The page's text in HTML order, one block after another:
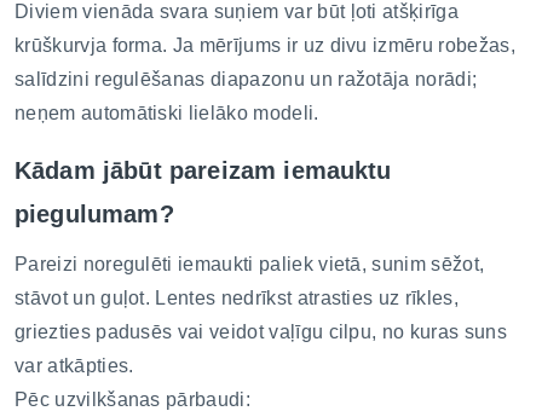
Diviem vienāda svara suņiem var būt ļoti atšķirīga
krūškurvja forma. Ja mērījums ir uz divu izmēru robežas,
salīdzini regulēšanas diapazonu un ražotāja norādi;
neņem automātiski lielāko modeli.
Kādam jābūt pareizam iemauktu
piegulumam?
Pareizi noregulēti iemaukti paliek vietā, sunim sēžot,
stāvot un guļot. Lentes nedrīkst atrasties uz rīkles,
griezties padusēs vai veidot vaļīgu cilpu, no kuras suns
var atkāpties.
Pēc uzvilkšanas pārbaudi: